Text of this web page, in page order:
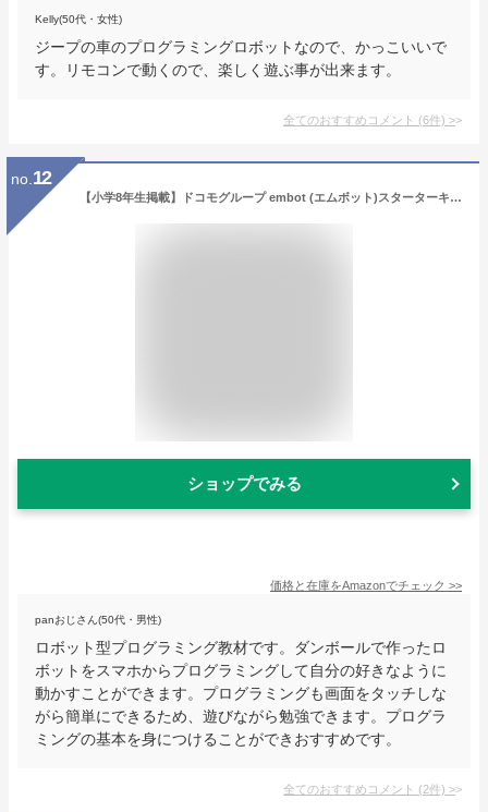
Kelly(50代・女性)
ジープの車のプログラミングロボットなので、かっこいいで
す。リモコンで動くので、楽しく遊ぶ事が出来ます。
全てのおすすめコメント (6件) >
no. 12
【小学8年生掲載】ドコモグループ embot (エムボット)スターターキット プログラミング 小学生 習い事 ロボット 工作キット 知育玩具 誕生日 プレゼント
ショップでみる
価格と在庫をAmazonでチェック >>
panおじさん(50代・男性)
ロボット型プログラミング教材です。ダンボールで作ったロ
ボットをスマホからプログラミングして自分の好きなように
動かすことができます。プログラミングも画面をタッチしな
がら簡単にできるため、遊びながら勉強できます。プログラ
ミングの基本を身につけることができおすすめです。
全てのおすすめコメント (2件) >